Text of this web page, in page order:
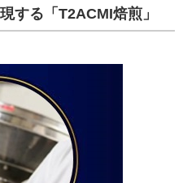
する「T2ACMI焙煎」